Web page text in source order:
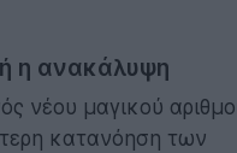
η ανακάλυψη
νέου μαγικού
κατανόηση των